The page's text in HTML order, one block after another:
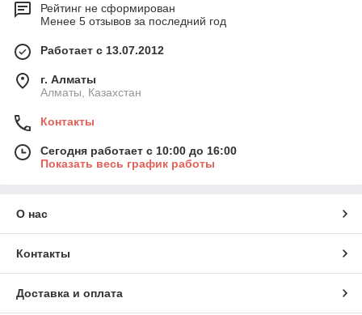
Рейтинг не сформирован
Менее 5 отзывов за последний год
Работает с 13.07.2012
г. Алматы
Алматы, Казахстан
Контакты
Сегодня работает с 10:00 до 16:00
Показать весь график работы
О нас
Контакты
Доставка и оплата